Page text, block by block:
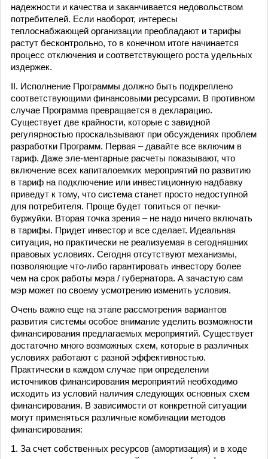
надежности и качества и заканчивается недовольством
потребителей. Если наоборот, интересы
теплоснабжающей организации преобладают и тарифы
растут бесконтрольно, то в конечном итоге начинается
процесс отключения и соответствующего роста удельных
издержек.
II. Исполнение Программы должно быть подкреплено
соответствующими финансовыми ресурсами. В противном
случае Программа превращается в декларацию.
Существует две крайности, которые с завидной
регулярностью проскальзывают при обсуждениях проблем
разработки Программ. Первая – давайте все включим в
тариф. Даже эле-ментарные расчеты показывают, что
включение всех капиталоемких мероприятий по развитию
в тариф на подключение или инвестиционную надбавку
приведут к тому, что система станет просто недоступной
для потребителя. Проще будет топиться от печки-
буржуйки. Вторая точка зрения – не надо ничего включать
в тарифы. Придет инвестор и все сделает. Идеальная
ситуация, но практически не реализуемая в сегодняшних
правовых условиях. Сегодня отсутствуют механизмы,
позволяющие что-либо гарантировать инвестору более
чем на срок работы мэра / губернатора. А зачастую сам
мэр может по своему усмотрению изменить условия.
Очень важно еще на этапе рассмотрения вариантов
развития системы особое внимание уделить возможности
финансирования предлагаемых мероприятий. Существует
достаточно много возможных схем, которые в различных
условиях работают с разной эффективностью.
Практически в каждом случае при определении
источников финансирования мероприятий необходимо
исходить из условий наличия следующих основных схем
финансирования. В зависимости от конкретной ситуации
могут применяться различные комбинации методов
финансирования:
1. За счет собственных ресурсов (амортизация) и в ходе